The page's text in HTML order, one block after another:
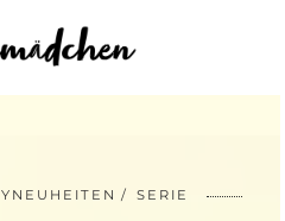
SERIE